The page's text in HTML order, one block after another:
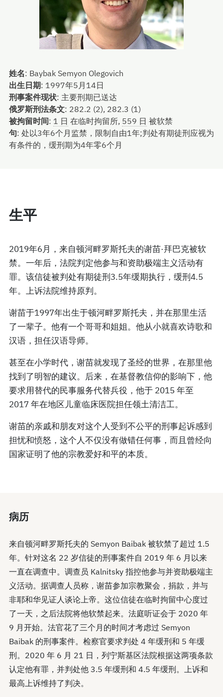
姓名: Baybak Semyon Olegovich
出生日期: 1997年5月14日
刑事案件现状: 主要刑期已送达
俄罗斯刑法条文: 282.2 (2), 282.3 (1)
被拘留时间: 1 日 在临时拘留所, 559 日 被软禁
句: 处以3年6个月监禁，限制自由1年;判处有期徒刑应视为
有条件的，缓刑期为4年零6个月
生平
2019年6月，来自顿河畔罗斯托夫的谢苗·拜巴克被软
禁。一年后，法院判定他参与和资助极端主义活动有
罪。该信徒被判处有期徒刑3.5年缓期执行，缓刑4.5
年。上诉法院维持原判。
谢苗于1997年出生于顿河畔罗斯托夫，并在那里生活
了一辈子。他有一个哥哥和姐姐。他从小就喜欢诗歌和
汉语，担任汉语导师。
甚至在小学时代，谢苗就发现了圣经的世界，在那里他
找到了明智的建议。后来，在基督教信仰的影响下，他
要求用替代的民事服务代替兵役，他于 2015 年至
2017 年在地区儿童临床医院担任领土清洁工。
谢苗的亲戚和朋友对这个人受到不公平的刑事起诉感到
担忧和愤怒，这个人不仅没有做错任何事，而且曾经向
国家证明了他的宗教爱好和平的本质。
病历
来自顿河畔罗斯托夫的 Semyon Baibak 被软禁了超过 1.5
年。针对这名 22 岁信徒的刑事案件自 2019 年 6 月以来
一直在调查中。调查员 Kalnitsky 指控他参与并资助极端主
义活动。据调查人员称，谢苗参加宗教聚会，捐款，并与
非耶和华见证人谈论上帝。这位信徒在临时拘留中心度过
了一天，之后法院将他软禁起来。法庭听证会于 2020 年
9 月开始。法官花了三个月的时间才考虑过 Semyon
Baibak 的刑事案件。检察官要求判处 4 年缓刑和 5 年缓
刑。2020 年 6 月 21 日，列宁斯基区法院根据这两项条款
认定他有罪，并判处他 3.5 年缓刑和 4.5 年缓刑。上诉和
最高上诉维持了判决。